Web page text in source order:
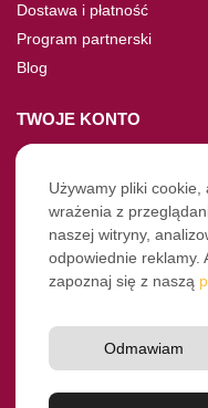
Dostawa i płatność
Program partnerski
Blog
TWOJE KONTO
Moje konto
Nie pamiętasz hasła?
Twoje zamówienia
NASZE SOCIALE
Instagram
YouTube
Używamy pliki
wrażenia z
naszej witryny,
odpowiednie reklamy.
zapoznaj się z naszą
Odmawiam